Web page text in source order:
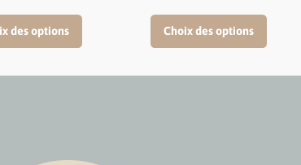
prix :
2,00 €
des options
25,00 €
Choix des options